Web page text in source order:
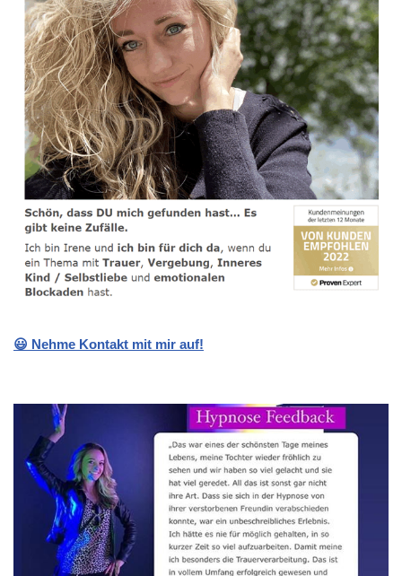
😃 Nehme Kontakt mit mir auf!